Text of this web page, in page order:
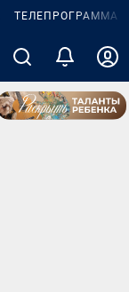
ТЕЛЕПРОГРАММА